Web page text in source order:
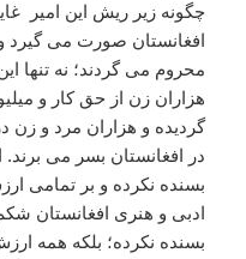
چگونه زیر ریش این امیر
افغانستان صورت می گیرد
محروم می گردند؛ نه تنها
هزاران زن از حق کار و
گردیده و هزاران مرد و
در افغانستان بسر می برند.
بسنده نکرده و بر تمامی
ادبی و هنری افغانستان
بسنده نکرده؛ بلکه همه